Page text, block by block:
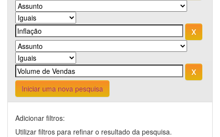
Iniciar uma nova pesquisa
Adicionar filtros:
Utilizar filtros para refinar o resultado da pesquisa.